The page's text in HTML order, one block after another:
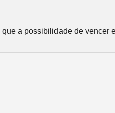
a possibilidade de